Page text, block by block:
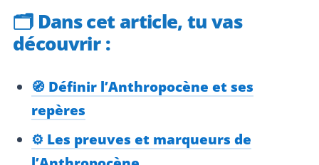
🗂️ Dans cet article, tu vas
découvrir :
🧭 Définir l’Anthropocène et ses
repères
⚙️ Les preuves et marqueurs de